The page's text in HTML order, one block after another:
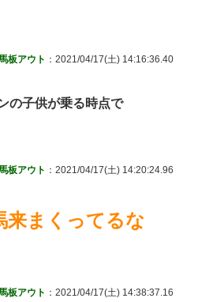
板アウト ：2021/04/17(土) 14:16:36.40
の子供が乗る時点で
板アウト ：2021/04/17(土) 14:20:24.96
来まくってるな
板アウト ：2021/04/17(土) 14:38:37.16